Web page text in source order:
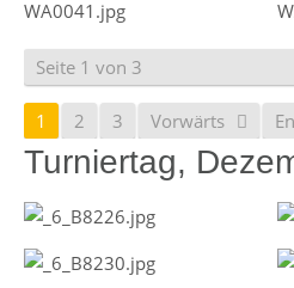
Seite 1 von 3
1 2 3 Vorwärts
Turniertag,